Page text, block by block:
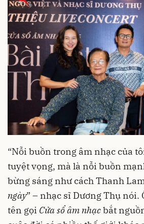
“Nỗi buồn trong âm nhạc của
tuyệt vọng, mà là nỗi buồn
bừng sáng như cách Thanh
ngày” – nhạc sĩ Dương Thụ
tên gọi Cửa sổ âm nhạcbắt